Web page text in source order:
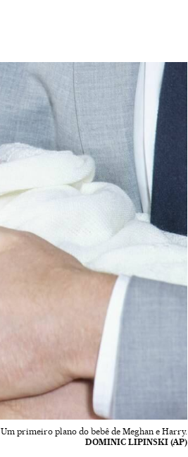
Um primeiro plano do bebê de Meghan e Harry.
DOMINIC LIPINSKI (AP)